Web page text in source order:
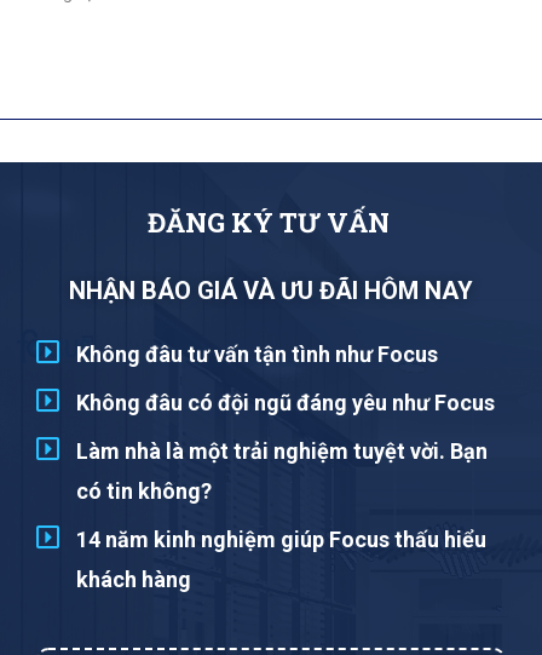
ĐĂNG KÝ TƯ VẤN
NHẬN BÁO GIÁ VÀ ƯU ĐÃI HÔM NAY
Không đâu tư vấn tận tình như Focus
Không đâu có đội ngũ đáng yêu như Focus
Làm nhà là một trải nghiệm tuyệt vời. Bạn
có tin không?
14 năm kinh nghiệm giúp Focus thấu hiểu
khách hàng